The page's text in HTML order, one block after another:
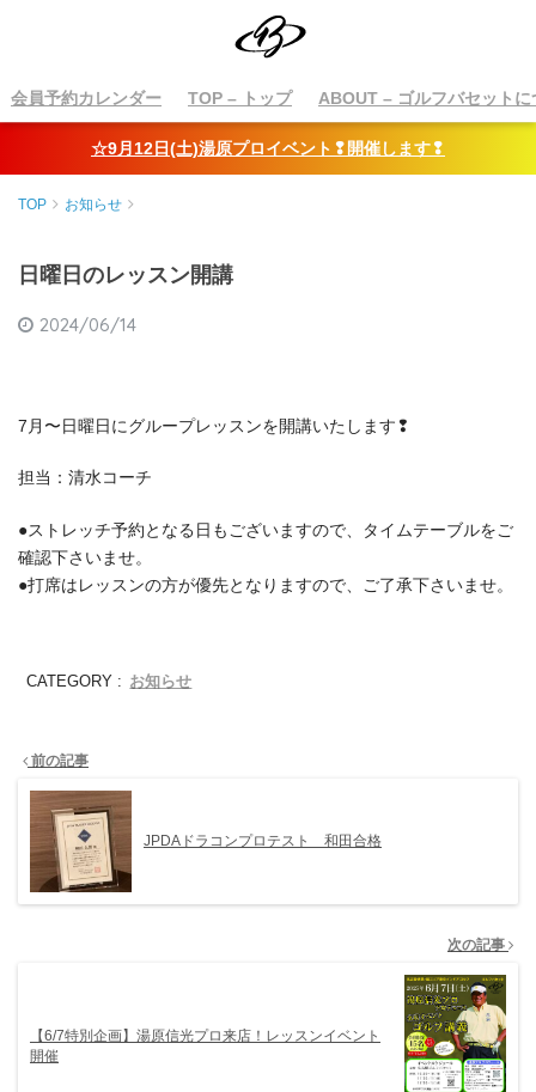
会員予約カレンダー TOP – トップ ABOUT – ゴルフバセットに
☆9月12日(土)湯原プロイベント❢開催します❢
TOP お知らせ
日曜日のレッスン開講
2024/06/14
7月〜日曜日にグループレッスンを開講いたします❢
担当：清水コーチ
●ストレッチ予約となる日もございますので、タイムテーブルをご
確認下さいませ。
●打席はレッスンの方が優先となりますので、ご了承下さいませ。
CATEGORY : お知らせ
前の記事
JPDAドラコンプロテスト 和田合格
次の記事
【6/7特別企画】湯原信光プロ来店！レッスンイベント
開催